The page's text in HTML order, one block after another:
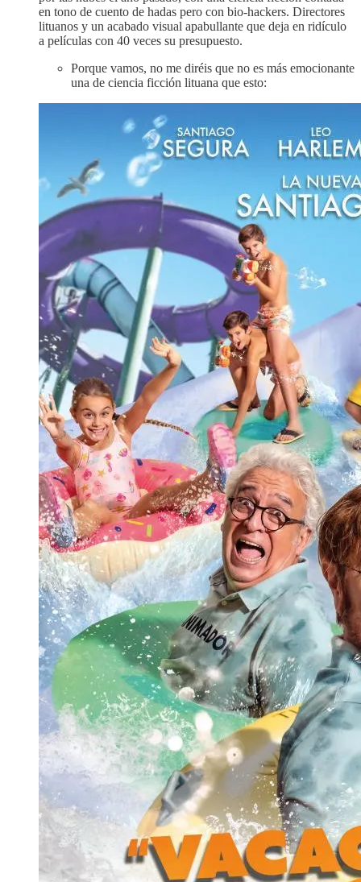
en tono de cuento de hadas pero con bio-hackers. Directores
lituanos y un acabado visual apabullante que deja en ridículo
a películas con 40 veces su presupuesto.
Porque vamos, no me diréis que no es más emocionante
una de ciencia ficción lituana que esto: